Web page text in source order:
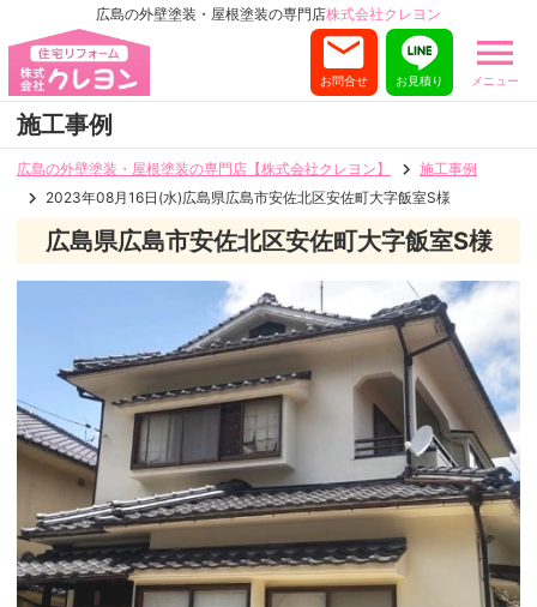
広島の外壁塗装・屋根塗装の専門店株式会社クレヨン
メニュー
お見積り
お問合せ
施工事例
広島の外壁塗装・屋根塗装の専門店【株式会社クレヨン】
施工事例
2023年08月16日(水)広島県広島市安佐北区安佐町大字飯室S様
広島県広島市安佐北区安佐町大字飯室S様